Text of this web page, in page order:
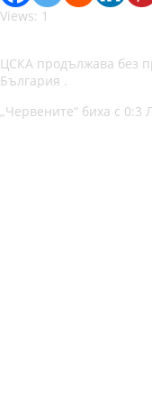
Views: 1
ЦСКА продължава без
България .
„Червените“ биха с